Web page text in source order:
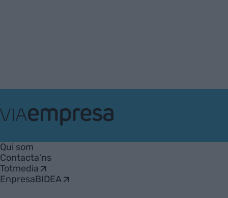
Empresa
Qui som
Contacta'ns
Totmedia
EnpresaBIDEA